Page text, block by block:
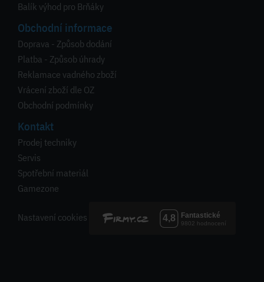
Balík výhod pro Brňáky
Obchodní informace
Doprava - Způsob dodání
Platba - Způsob úhrady
Reklamace vadného zboží
Vrácení zboží dle OZ
Obchodní podmínky
Kontakt
Prodej techniky
Servis
Spotřební materiál
Gamezone
Nastavení cookies